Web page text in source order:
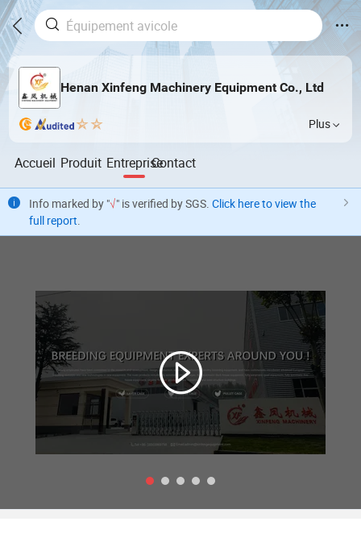
Henan Xinfeng Machinery Equipment Co., Ltd
Plus
Accueil Produit EntrepriseContact
Info marked by "√" is verified by SGS. Click here to view the
full report.